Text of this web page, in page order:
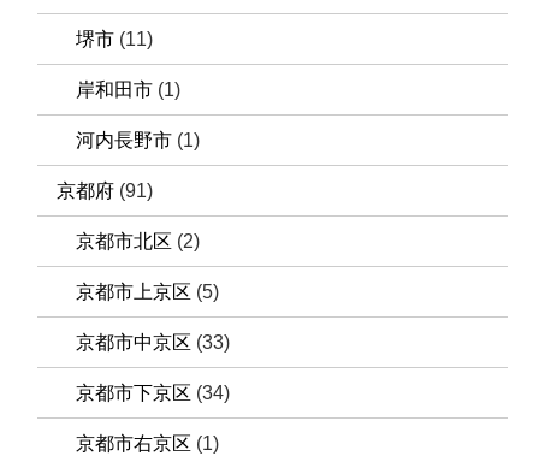
堺市 (11)
岸和田市 (1)
河内長野市 (1)
京都府 (91)
京都市北区 (2)
京都市上京区 (5)
京都市中京区 (33)
京都市下京区 (34)
京都市右京区 (1)